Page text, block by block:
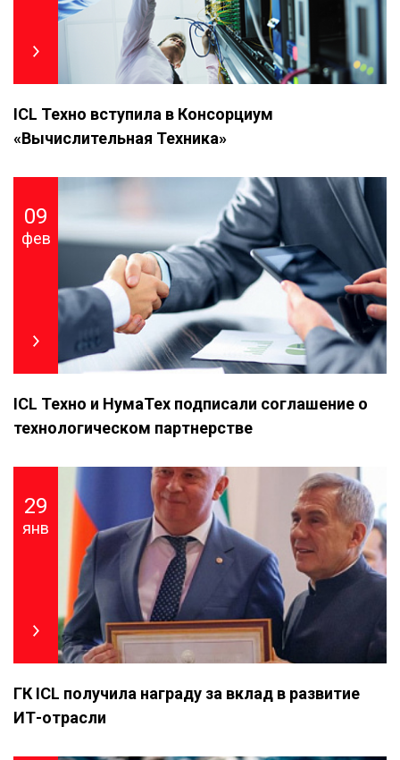
ICL Техно вступила в Консорциум
«Вычислительная Техника»
09
фев
ICL Техно и НумаТех подписали соглашение о
технологическом партнерстве
29
янв
ГК ICL получила награду за вклад в развитие
ИТ-отрасли